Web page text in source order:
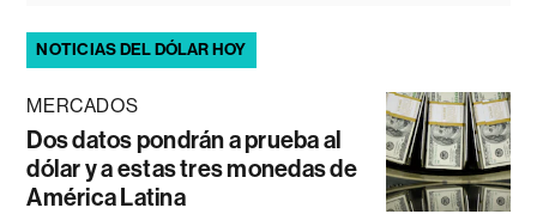
NOTICIAS DEL DÓLAR HOY
MERCADOS
Dos datos pondrán a prueba al
dólar y a estas tres monedas de
América Latina